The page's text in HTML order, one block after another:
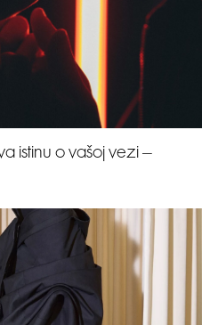
istinu o vašoj vezi –